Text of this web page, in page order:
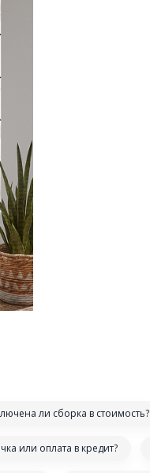
ли сборка в стоимость?
или оплата в кредит?